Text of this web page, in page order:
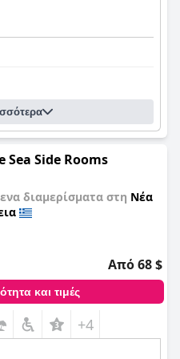
Sea Side Rooms
διαμερίσματα στη Νέα
Από 68 $
και τιμές
+4